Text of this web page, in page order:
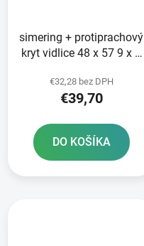
simering + protiprachový
kryt vidlice 48 x 57 9 x 9
€32,28 bez DPH
€39,70
DO KOŠÍKA